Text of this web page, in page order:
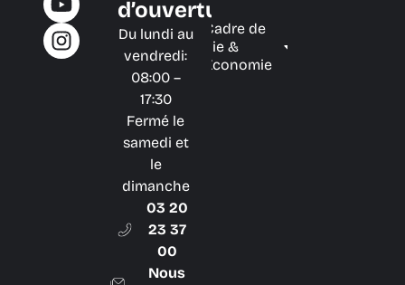
d’ouverture
Du lundi au
vendredi:
08:00 –
17:30
Fermé le
samedi et
le
dimanche
03 20
23 37
00
Nous
Cadre de
vie &
Économie